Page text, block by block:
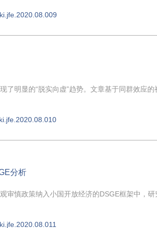
明显的“脱实向虚”趋势。文章基于同群效应的
分析
审慎政策纳入小国开放经济的DSGE框架中，研